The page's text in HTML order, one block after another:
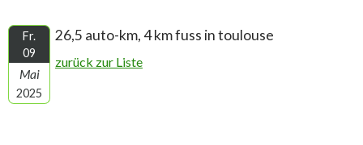
Fr.
09
Mai
2025
26,5 auto-km, 4 km fuss in toulouse
zurück zur Liste